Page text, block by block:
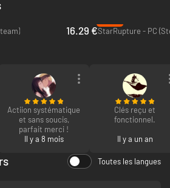
16.29 €StarRupture - PC
Actiion systématique
et sans soucis,
parfait merci !
Il y a 8 mois
Clés reçu et
fonctionnel.
Il y a un an
Toutes les langues